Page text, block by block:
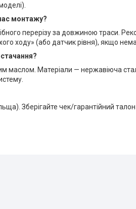
монтажу?
перерізу за довжиною траси.
ходу» (або датчик рівня), якщо
маслом. Матеріали — нержавіюча
Зберігайте чек/гарантійний